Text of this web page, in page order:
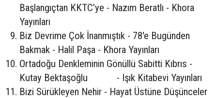
Başlangıçtan KKTC’ye - Nazım Beratlı - Khora
Yayınları
Biz Devrime Çok İnanmıştık - 78'e Bugünden
Bakmak - Halil Paşa - Khora Yayınları
Ortadoğu Denkleminin Gönüllü Sabitti Kıbrıs -
Kutay Bektaşoğlu - Işık Kitabevi Yayınları
Bizi Sürükleyen Nehir - Hayat Üstüne Düşünceler